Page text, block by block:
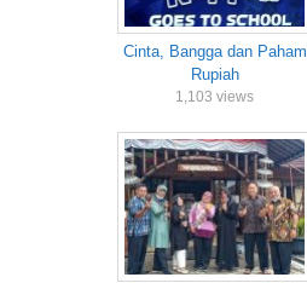
Cinta, Bangga dan Paham
Rupiah
1,103 views